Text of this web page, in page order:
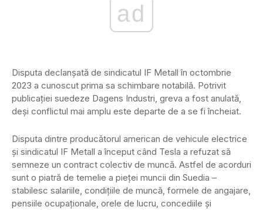
ad
Disputa declanșată de sindicatul IF Metall în octombrie
2023 a cunoscut prima sa schimbare notabilă. Potrivit
publicației suedeze Dagens Industri, greva a fost anulată,
deși conflictul mai amplu este departe de a se fi încheiat.
Disputa dintre producătorul american de vehicule electrice
și sindicatul IF Metall a început când Tesla a refuzat să
semneze un contract colectiv de muncă. Astfel de acorduri
sunt o piatră de temelie a pieței muncii din Suedia –
stabilesc salariile, condițiile de muncă, formele de angajare,
pensiile ocupaționale, orele de lucru, concediile și